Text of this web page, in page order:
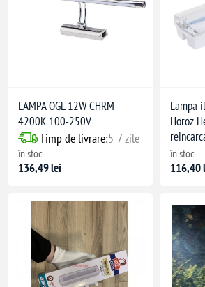
LAMPA OGL 12W CHRM
4200K 100-250V
Timp de livrare:5-7 zile
în stoc
136,49 lei
Lampa
Horoz
în stoc
116,40